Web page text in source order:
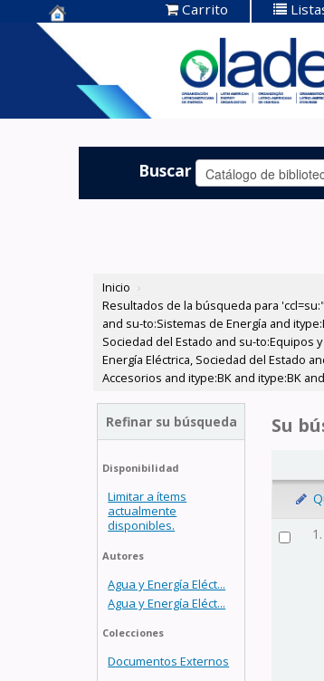
Centro de
Documentación
OLADE -
Carrito
Buscar
Inicio ›
Resultados de la búsqueda para
and su-to:Sistemas de Energía and
Sociedad del Estado and su-to:Equipos
Energía Eléctrica, Sociedad del Estado
Accesorios and itype:BK and itype:BK
Refinar su búsqueda
Disponibilidad
Limitar a ítems
actualmente
disponibles.
Autores
Agua y Energía Eléct...
Agua y Energía Eléct...
Colecciones
Documentos Externos
Su
1.